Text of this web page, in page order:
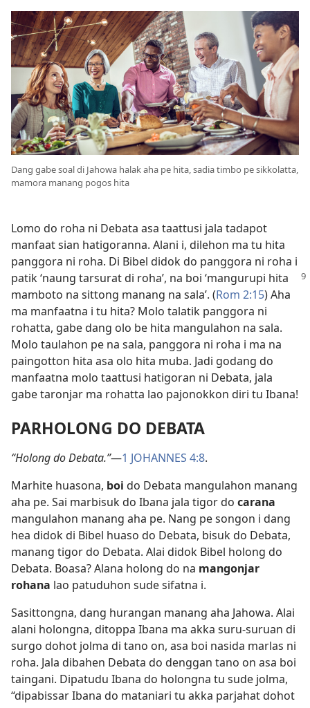
Dang gabe soal di Jahowa halak aha pe hita, sadia timbo pe sikkolatta,
mamora manang pogos hita
Lomo do roha ni Debata asa taattusi jala tadapot
manfaat sian hatigoranna. Alani i, dilehon ma tu hita
panggora ni roha. Di Bibel didok do panggora ni roha i
patik ‘naung tarsurat di roha’, na boi ‘mangurupi hita
mamboto na sittong manang na sala’. (Rom 2:15) Aha
ma manfaatna i tu hita? Molo talatik panggora ni
rohatta, gabe dang olo be hita mangulahon na sala.
Molo taulahon pe na sala, panggora ni roha i ma na
paingotton hita asa olo hita muba. Jadi godang do
manfaatna molo taattusi hatigoran ni Debata, jala
gabe taronjar ma rohatta lao pajonokkon diri tu Ibana!
PARHOLONG DO DEBATA
“Holong do Debata.”—1 JOHANNES 4:8.
Marhite huasona, boi do Debata mangulahon manang
aha pe. Sai marbisuk do Ibana jala tigor do carana
mangulahon manang aha pe. Nang pe songon i dang
hea didok di Bibel huaso do Debata, bisuk do Debata,
manang tigor do Debata. Alai didok Bibel holong do
Debata. Boasa? Alana holong do na mangonjar
rohana lao patuduhon sude sifatna i.
Sasittongna, dang hurangan manang aha Jahowa. Alai
alani holongna, ditoppa Ibana ma akka suru-suruan di
surgo dohot jolma di tano on, asa boi nasida marlas ni
roha. Jala dibahen Debata do denggan tano on asa boi
taingani. Dipatudu Ibana do holongna tu sude jolma,
“dipabissar Ibana do mataniari tu akka parjahat dohot